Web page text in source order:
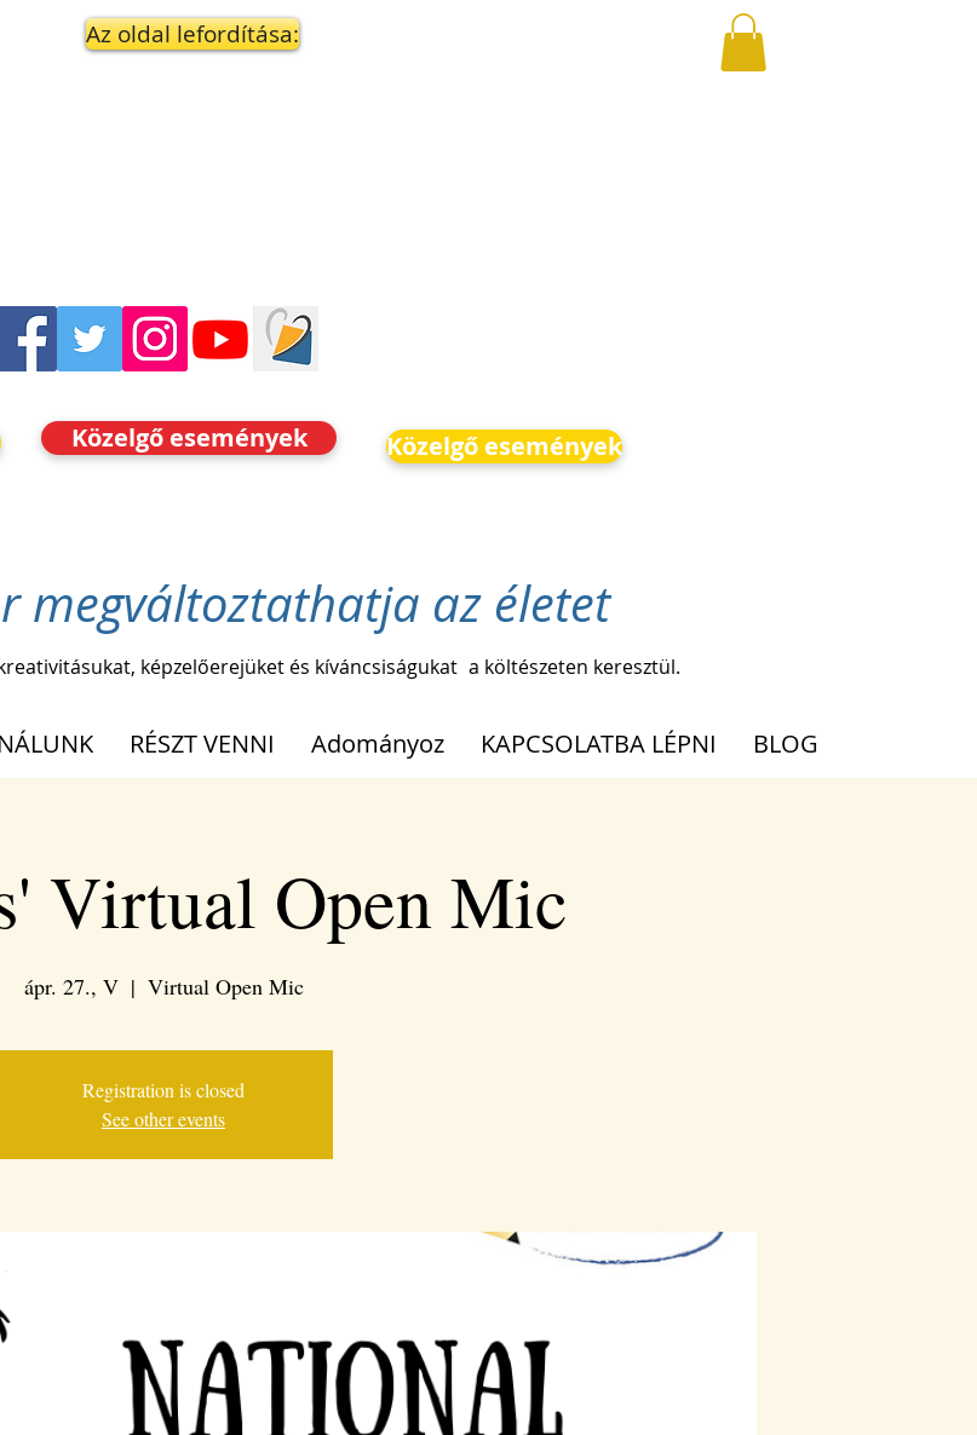
Az oldal lefordítása:
Közelgő események Közelgő események
megváltoztathatja az életet
képzelőerejüket és kíváncsiságukat a költészeten keresztül.
RÉSZT VENNI Adományoz KAPCSOLATBA LÉPNI BLOG
Virtual Open Mic
ápr. 27., V
  |
Virtual Open Mic
Registration is closed
See other events